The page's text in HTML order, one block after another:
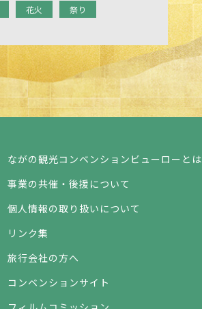
花火 祭り
ながの観光コンベンションビューローとは
事業の共催・後援について
個人情報の取り扱いについて
リンク集
旅行会社の方へ
コンベンションサイト